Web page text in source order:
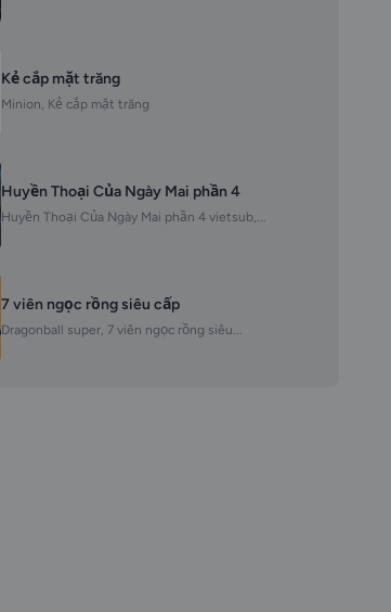
Kẻ cắp mặt trăng
Minion, Kẻ cắp mặt trăng
Huyền Thoại Của Ngày Mai phần 4
Huyền Thoại Của Ngày Mai phần 4 vietsub,...
7 viên ngọc rồng siêu cấp
Dragonball super, 7 viên ngọc rồng siêu...